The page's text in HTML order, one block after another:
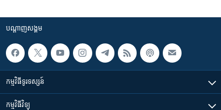
បណ្តាញ​សង្គម
កម្មវិធី​ទូរទស្សន៍
កម្មវិធី​វិទ្យុ